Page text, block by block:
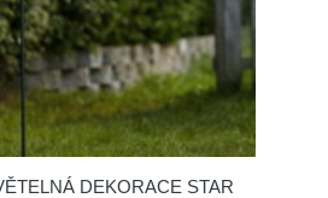
DEKORACE STAR